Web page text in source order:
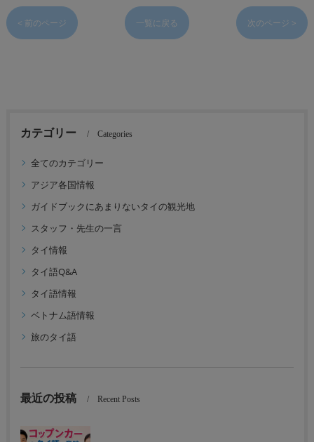
< 前のページ 一覧に戻る 次のページ >
カテゴリー Categories
全てのカテゴリー
アジア各国情報
ガイドブックにあまりないタイの観光地
スタッフ・先生の一言
タイ情報
タイ語Q&A
タイ語情報
ベトナム語情報
旅のタイ語
最近の投稿 Recent Posts